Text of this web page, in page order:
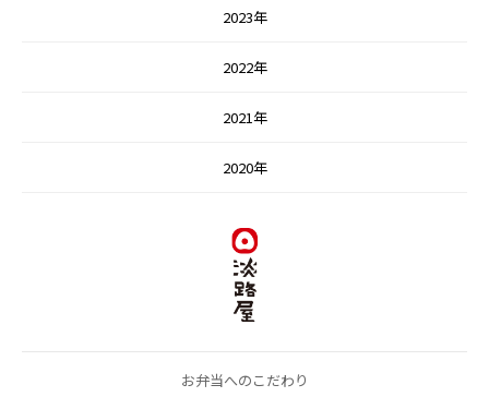
2023年
2022年
2021年
2020年
お弁当へのこだわり